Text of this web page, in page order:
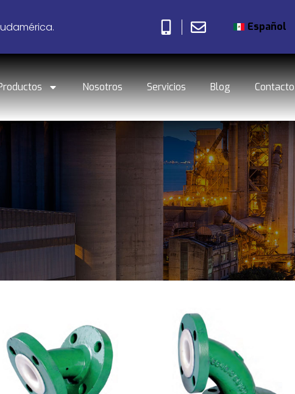
Español
Nosotros Servicios Blog Contacto